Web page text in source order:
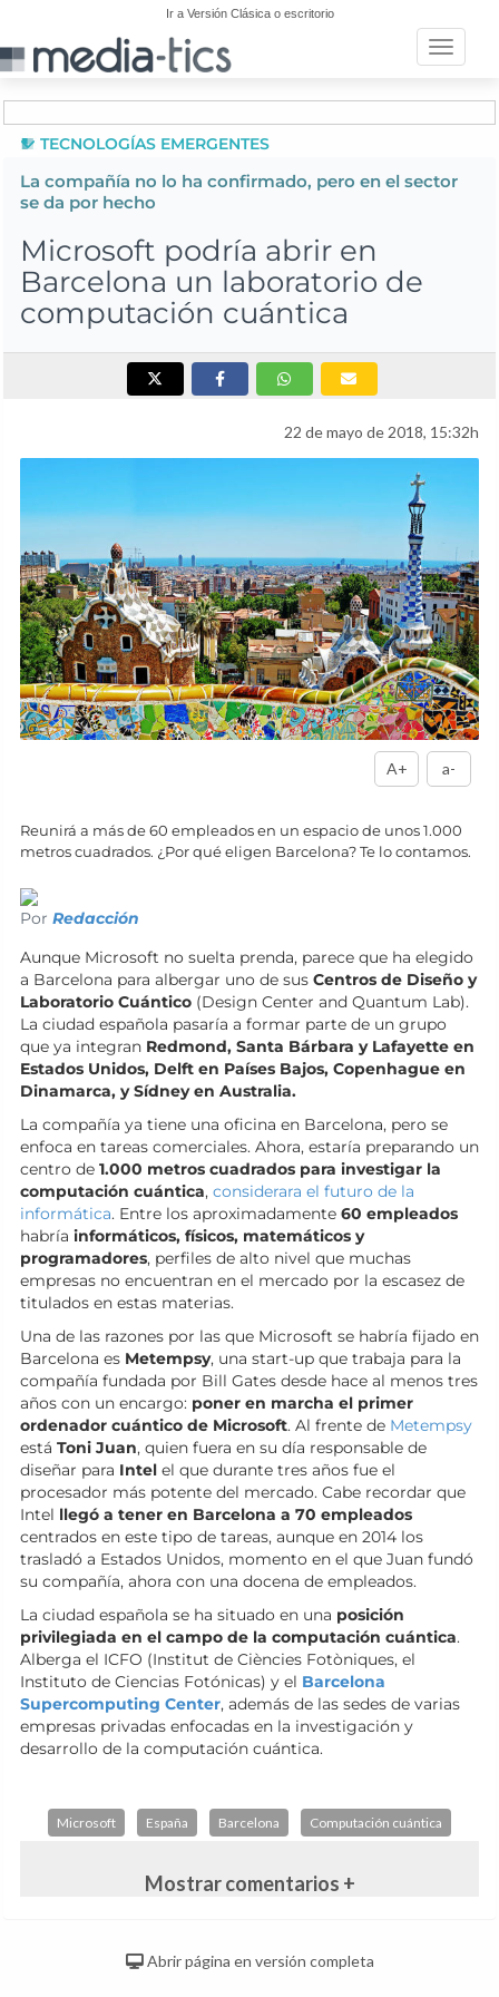
Ir a Versión Clásica o escritorio
Toggle
TECNOLOGÍAS EMERGENTES
La compañía no lo ha confirmado, pero en el sector
se da por hecho
Microsoft podría abrir en
Barcelona un laboratorio de
computación cuántica
22 de mayo de 2018, 15:32h
A+ a-
Reunirá a más de 60 empleados en un espacio de unos 1.000
metros cuadrados. ¿Por qué eligen Barcelona? Te lo contamos.
Por Redacción
Aunque Microsoft no suelta prenda, parece que ha elegido
a Barcelona para albergar uno de sus Centros de Diseño y
Laboratorio Cuántico (Design Center and Quantum Lab).
La ciudad española pasaría a formar parte de un grupo
que ya integran Redmond, Santa Bárbara y Lafayette en
Estados Unidos, Delft en Países Bajos, Copenhague en
Dinamarca, y Sídney en Australia.
La compañía ya tiene una oficina en Barcelona, pero se
enfoca en tareas comerciales. Ahora, estaría preparando un
centro de 1.000 metros cuadrados para investigar la
computación cuántica, considerara el futuro de la
informática. Entre los aproximadamente 60 empleados
habría informáticos, físicos, matemáticos y
programadores, perfiles de alto nivel que muchas
empresas no encuentran en el mercado por la escasez de
titulados en estas materias.
Una de las razones por las que Microsoft se habría fijado en
Barcelona es Metempsy, una start-up que trabaja para la
compañía fundada por Bill Gates desde hace al menos tres
años con un encargo: poner en marcha el primer
ordenador cuántico de Microsoft. Al frente de Metempsy
está Toni Juan, quien fuera en su día responsable de
diseñar para Intel el que durante tres años fue el
procesador más potente del mercado. Cabe recordar que
Intel llegó a tener en Barcelona a 70 empleados
centrados en este tipo de tareas, aunque en 2014 los
trasladó a Estados Unidos, momento en el que Juan fundó
su compañía, ahora con una docena de empleados.
La ciudad española se ha situado en una posición
privilegiada en el campo de la computación cuántica.
Alberga el ICFO (Institut de Ciències Fotòniques, el
Instituto de Ciencias Fotónicas) y el Barcelona
Supercomputing Center, además de las sedes de varias
empresas privadas enfocadas en la investigación y
desarrollo de la computación cuántica.
Microsoft España Barcelona Computación cuántica
Mostrar comentarios +
Abrir página en versión completa